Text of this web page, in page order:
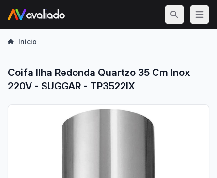
Open
Início
Coifa Ilha Redonda Quartzo 35 Cm Inox
220V - SUGGAR - TP3522IX